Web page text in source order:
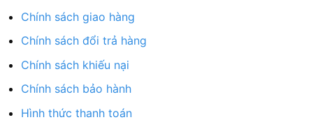
Chính sách giao hàng
Chính sách đổi trả hàng
Chính sách khiếu nại
Chính sách bảo hành
Hình thức thanh toán